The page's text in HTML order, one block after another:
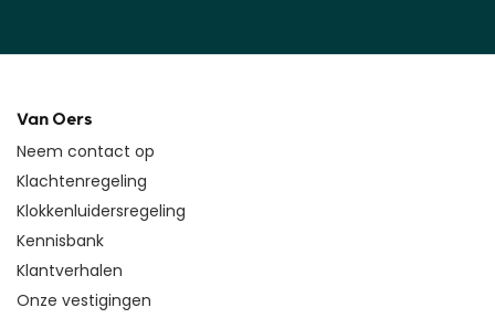
Van Oers
Neem contact op
Klachtenregeling
Klokkenluidersregeling
Kennisbank
Klantverhalen
Onze vestigingen